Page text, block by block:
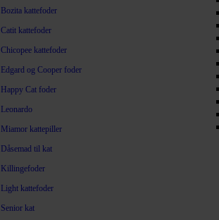
Bozita kattefoder
Catit kattefoder
Chicopee kattefoder
Edgard og Cooper foder
Happy Cat foder
Leonardo
Miamor kattepiller
Dåsemad til kat
Killingefoder
Light kattefoder
Senior kat